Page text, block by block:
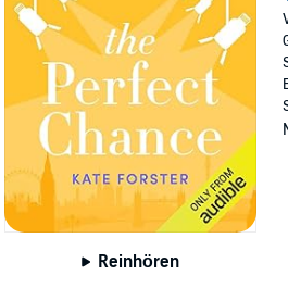
©2012 Kate Forster (P)2021 Audible
Reinhören